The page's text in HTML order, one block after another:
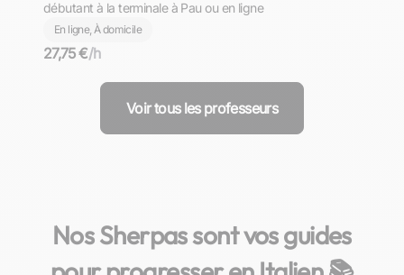
débutant à la terminale à Pau ou en ligne
En ligne, À domicile
27,75 €/h
Voir tous les professeurs
Nos Sherpas sont vos guides